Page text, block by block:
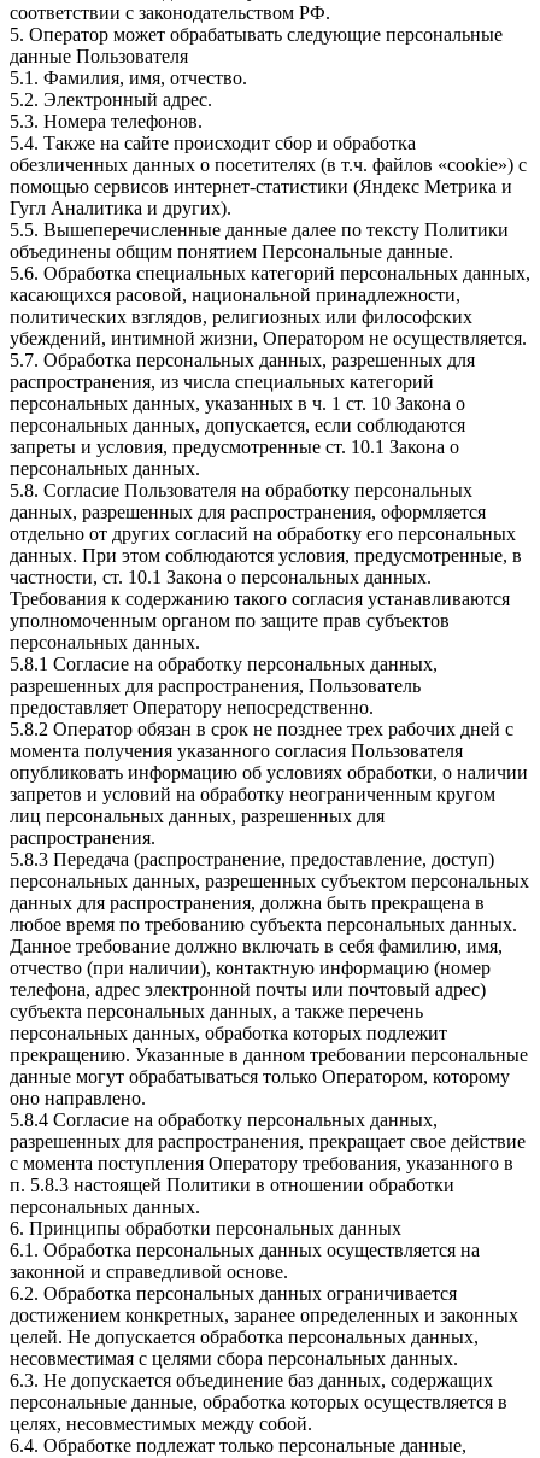
соответствии с законодательством РФ.
5. Оператор может обрабатывать следующие персональные
данные Пользователя
5.1. Фамилия, имя, отчество.
5.2. Электронный адрес.
5.3. Номера телефонов.
5.4. Также на сайте происходит сбор и обработка
обезличенных данных о посетителях (в т.ч. файлов «cookie») с
помощью сервисов интернет-статистики (Яндекс Метрика и
Гугл Аналитика и других).
5.5. Вышеперечисленные данные далее по тексту Политики
объединены общим понятием Персональные данные.
5.6. Обработка специальных категорий персональных данных,
касающихся расовой, национальной принадлежности,
политических взглядов, религиозных или философских
убеждений, интимной жизни, Оператором не осуществляется.
5.7. Обработка персональных данных, разрешенных для
распространения, из числа специальных категорий
персональных данных, указанных в ч. 1 ст. 10 Закона о
персональных данных, допускается, если соблюдаются
запреты и условия, предусмотренные ст. 10.1 Закона о
персональных данных.
5.8. Согласие Пользователя на обработку персональных
данных, разрешенных для распространения, оформляется
отдельно от других согласий на обработку его персональных
данных. При этом соблюдаются условия, предусмотренные, в
частности, ст. 10.1 Закона о персональных данных.
Требования к содержанию такого согласия устанавливаются
уполномоченным органом по защите прав субъектов
персональных данных.
5.8.1 Согласие на обработку персональных данных,
разрешенных для распространения, Пользователь
предоставляет Оператору непосредственно.
5.8.2 Оператор обязан в срок не позднее трех рабочих дней с
момента получения указанного согласия Пользователя
опубликовать информацию об условиях обработки, о наличии
запретов и условий на обработку неограниченным кругом
лиц персональных данных, разрешенных для
распространения.
5.8.3 Передача (распространение, предоставление, доступ)
персональных данных, разрешенных субъектом персональных
данных для распространения, должна быть прекращена в
любое время по требованию субъекта персональных данных.
Данное требование должно включать в себя фамилию, имя,
отчество (при наличии), контактную информацию (номер
телефона, адрес электронной почты или почтовый адрес)
субъекта персональных данных, а также перечень
персональных данных, обработка которых подлежит
прекращению. Указанные в данном требовании персональные
данные могут обрабатываться только Оператором, которому
оно направлено.
5.8.4 Согласие на обработку персональных данных,
разрешенных для распространения, прекращает свое действие
с момента поступления Оператору требования, указанного в
п. 5.8.3 настоящей Политики в отношении обработки
персональных данных.
6. Принципы обработки персональных данных
6.1. Обработка персональных данных осуществляется на
законной и справедливой основе.
6.2. Обработка персональных данных ограничивается
достижением конкретных, заранее определенных и законных
целей. Не допускается обработка персональных данных,
несовместимая с целями сбора персональных данных.
6.3. Не допускается объединение баз данных, содержащих
персональные данные, обработка которых осуществляется в
целях, несовместимых между собой.
6.4. Обработке подлежат только персональные данные,